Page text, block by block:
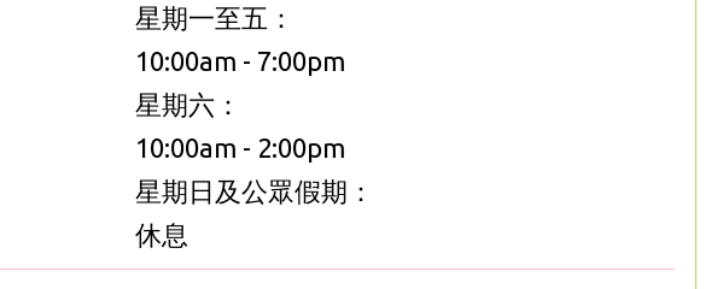
星期一至五：
10:00am - 7:00pm
星期六：
10:00am - 2:00pm
星期日及公眾假期：
休息